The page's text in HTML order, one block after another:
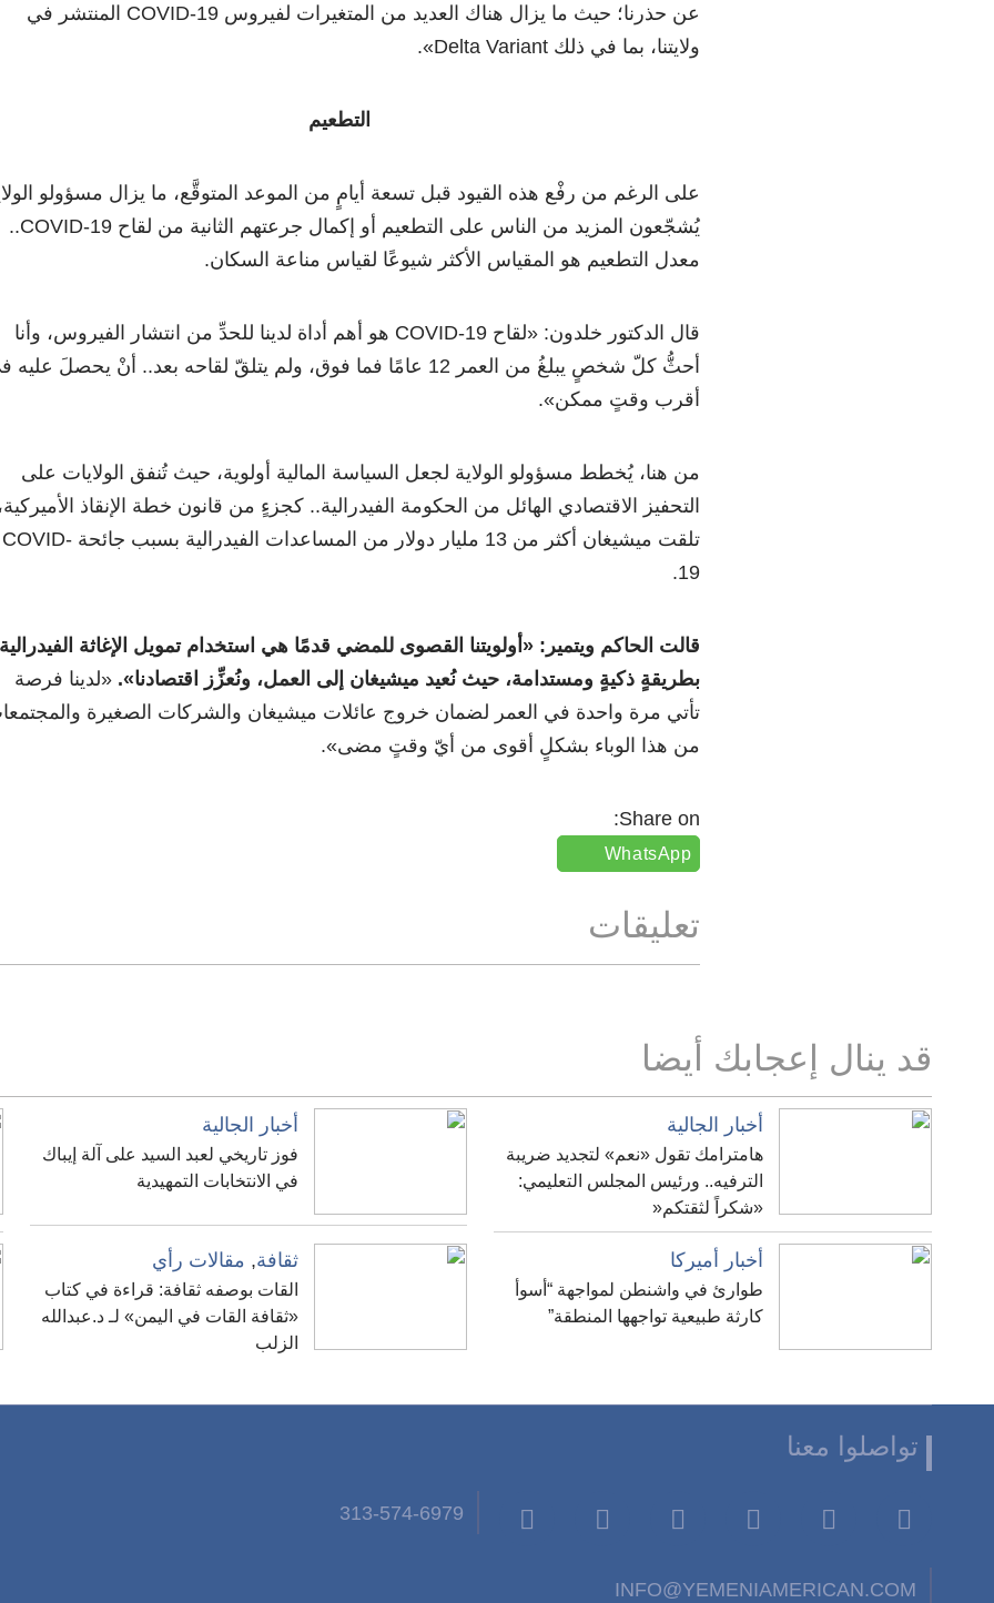
عن حذرنا؛ حيث ما يزال هناك العديد من المتغيرات لفيروس COVID-19 المنتشر في
ولايتنا، بما في ذلك Delta Variant».
التطعيم
على الرغم من رفْع هذه القيود قبل تسعة أيامٍ من الموعد المتوقَّع، ما يزال مسؤولو
يُشجّعون المزيد من الناس على التطعيم أو إكمال جرعتهم الثانية من لقاح COVID-19..
معدل التطعيم هو المقياس الأكثر شيوعًا لقياس مناعة السكان.
قال الدكتور خلدون: «لقاح COVID-19 هو أهم أداة لدينا للحدِّ من انتشار الفيروس، وأنا
أحثُّ كلّ شخصٍ يبلغُ من العمر 12 عامًا فما فوق، ولم يتلقّ لقاحه بعد.. أنْ يحصلَ
أقرب وقتٍ ممكن».
من هنا، يُخطط مسؤولو الولاية لجعل السياسة المالية أولوية، حيث تُنفق الولايات على
التحفيز الاقتصادي الهائل من الحكومة الفيدرالية.. كجزءٍ من قانون خطة الإنقاذ
تلقت ميشيغان أكثر من 13 مليار دولار من المساعدات الفيدرالية بسبب جائحة COVID-
19.
قالت الحاكم ويتمير: « أولويتنا القصوى للمضي قدمًا هي استخدام تمويل الإغاثة
بطريقةٍ ذكيةٍ ومستدامة، حيث نُعيد ميشيغان إلى العمل، ونُعزِّز اقتصادنا»
. «لدينا فرصة
تأتي مرة واحدة في العمر لضمان خروج عائلات ميشيغان والشركات الصغيرة
من هذا الوباء بشكلٍ أقوى من أيّ وقتٍ مضى».
Share on:
WhatsApp
تعليقات
قد ينال إعجابك أيضا
أخبار الجالية
هامترامك تقول «نعم» لتجديد ضريبة
الترفيه.. ورئيس المجلس التعليمي:
«شكراً لثقتكم«
أخبار الجالية
فوز تاريخي لعبد السيد على آلة إيباك
في الانتخابات التمهيدية
أخبار أميركا
طوارئ في واشنطن لمواجهة “أسوأ
كارثة طبيعية تواجهها المنطقة”
ثقافة, مقالات رأي
القات بوصفه ثقافة: قراءة في كتاب
«ثقافة القات في اليمن» لـ د.عبدالله
الزلب
تواصلوا معنا
313-574-6979
INFO@YEMENIAMERICAN.COM